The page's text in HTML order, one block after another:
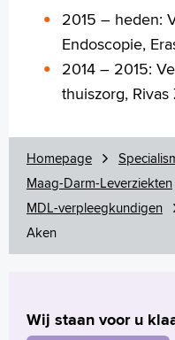
English
2015 – heden:
Endoscopie,
2014 – 2015:
thuiszorg,
Homepage
Maag-Darm-Leverziekten
MDL-verpleegkundigen
Aken
Wij staan voor u